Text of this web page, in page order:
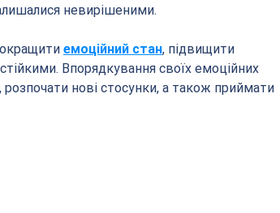
невирішеними.
емоційний стан, підвищити
Впорядкування своїх емоційних
нові стосунки, а також приймати